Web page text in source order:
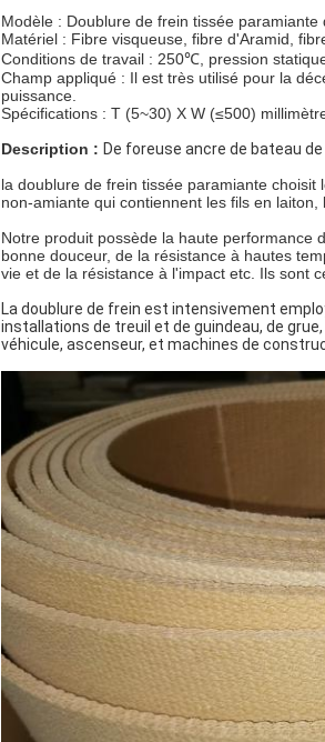
Modèle : Doublure de frein tissée paramiante
Matériel : Fibre visqueuse, fibre d'Aramid,
Conditions de travail : 250℃, pression
Champ appliqué : Il est très utilisé pour la
puissance.
Spécifications : T (5~30) X W (≤500)
Description : De foreuse ancre de bateau
la doublure de frein tissée paramiante
non-amiante qui contiennent les fils en
Notre produit possède la haute performance
bonne douceur, de la résistance à hautes
vie et de la résistance à l'impact etc. Ils sont
La doublure de frein est intensivement
installations de treuil et de guindeau, de
véhicule, ascenseur, et machines de